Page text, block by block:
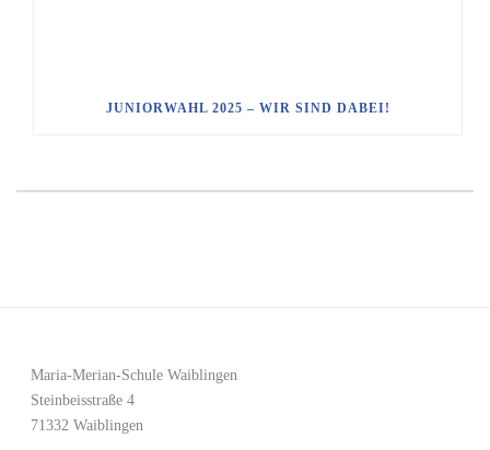
JUNIORWAHL 2025 – WIR SIND DABEI!
Maria-Merian-Schule Waiblingen
Steinbeisstraße 4
71332 Waiblingen